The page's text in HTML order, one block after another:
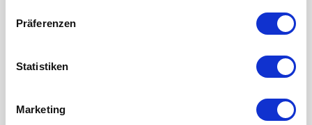
Präferenzen
Statistiken
Marketing
Wartung der Lüftungsanlage
Mein Konto